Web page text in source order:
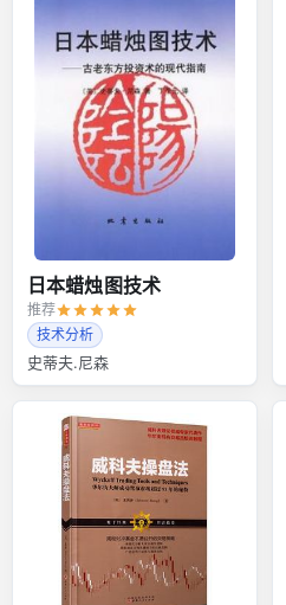
日本蜡烛图技术
推荐
技术分析
史蒂夫.尼森